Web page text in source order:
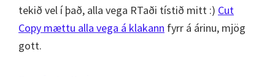
tekið vel í það, alla vega RTaði tístið mitt :) Cut
Copy mættu alla vega á klakann fyrr á árinu, mjög
gott.